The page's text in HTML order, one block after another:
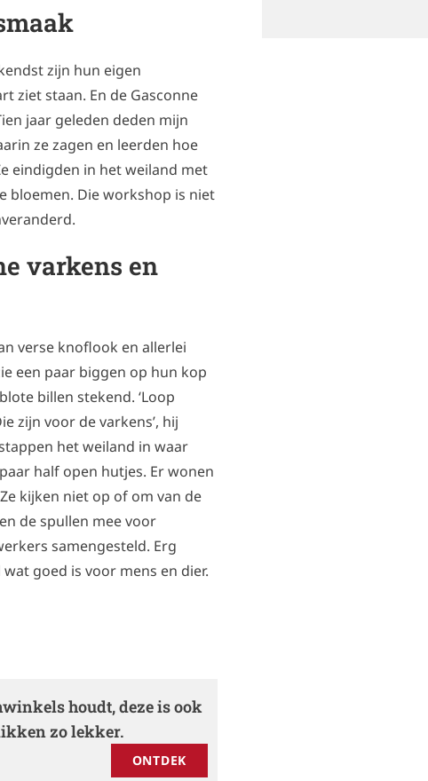
zijn hun eigen
ziet staan. En de Gasconne
jaar geleden deden mijn
ze zagen en leerden hoe
eindigden in het weiland met
bloemen. Die workshop is niet
varkens en
verse knoflook en allerlei
een paar biggen op hun kop
billen stekend. ‘Loop
zijn voor de varkens’, hij
het weiland in waar
half open hutjes. Er wonen
kijken niet op of om van de
de spullen mee voor
samengesteld. Erg
goed is voor mens en dier.
houdt, deze is ook
zo lekker.
ONTDEK